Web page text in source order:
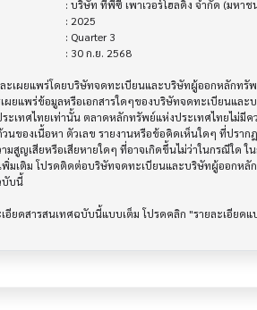
น)
ะเผยแพร่โดยบริษัทจดทะเบียนและบริษัทผู้ออกหลักทรั
ผยแพร่ข้อมูลหรือเอกสารใดๆของบริษัทจดทะเบียนแล
ะเทศไทยเท่านั้น ตลาดหลักทรัพย์แห่งประเทศไทยไม่มี
นของเนื้อหา ตัวเลข รายงานหรือข้อคิดเห็นใดๆ ที่ปรา
มสูญเสียหรือเสียหายใดๆ ที่อาจเกิดขึ้นไม่ว่าในกรณีใด
พิ่มเติม โปรดติดต่อบริษัทจดทะเบียนและบริษัทผู้ออกหลั
บับนี้